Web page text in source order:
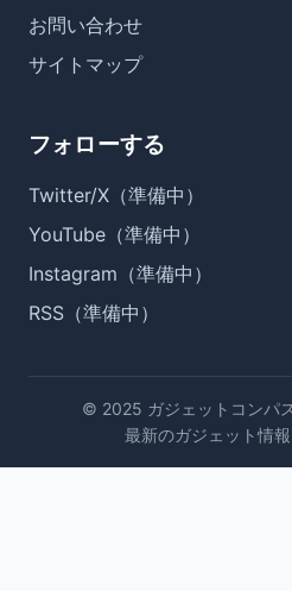
お問い合わせ
サイトマップ
フォローする
Twitter/X（準備中）
YouTube（準備中）
Instagram（準備中）
RSS（準備中）
© 2025 ガジェットコンパ
最新のガジェット情